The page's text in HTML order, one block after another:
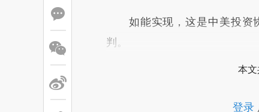
如能实现，这是中美投资
判。
本文
登录